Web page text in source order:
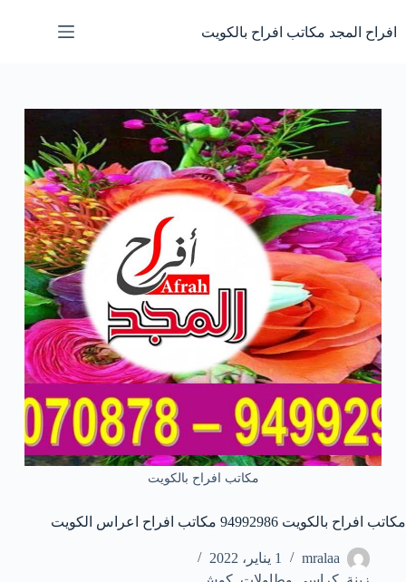
إلى
المحتوى
افراح المجد مكاتب افراح بالكويت
مكاتب افراح بالكويت
مكاتب افراح بالكويت 94992986 مكاتب افراح اعراس الكويت
mralaa
1 يناير، 2022